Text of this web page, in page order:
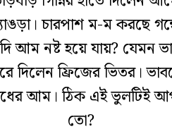
চারপাশ ম-ম করছে
আম নষ্ট হয়ে যায়? যেমন
দিলেন ফ্রিজের ভিতর।
আম। ঠিক এই ভুলটিই
তো?